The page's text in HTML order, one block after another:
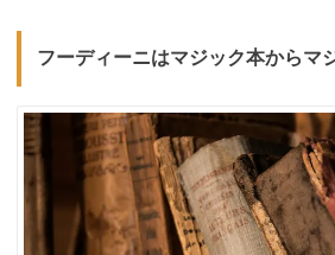
フーディーニはマジック本からマ